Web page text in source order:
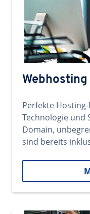
Webhosting
Perfekte
Technologie und
Domain,
sind bereits